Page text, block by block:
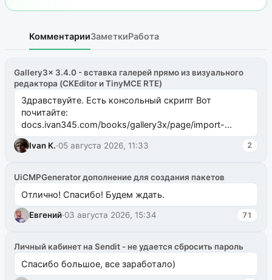
КомментарииЗаметкиРабота
Gallery3x 3.4.0 - вставка галерей прямо из визуального
редактора (CKEditor и TinyMCE RTE)
Здравствуйте. Есть консольный скрипт Вот
почитайте:
docs.ivan345.com/books/gallery3x/page/import-
ms2galleryphp
Ivan K.·05 августа 2026, 11:33 2
UiCMPGenerator дополнение для создания пакетов
Отлично! Спасибо! Будем ждать.
Евгений·03 августа 2026, 15:34 71
Личный кабинет на Sendit - не удается сбросить пароль
Спасибо большое, все заработало)